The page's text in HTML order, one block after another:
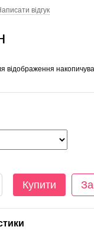
відгук
відображення
Купити